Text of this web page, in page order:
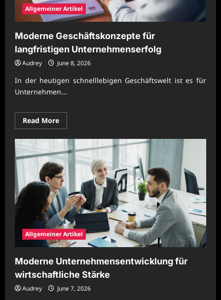
Allgemeiner Artikel
Moderne Geschäftskonzepte für
langfristigen Unternehmenserfolg
Audrey June 8, 2026
In der heutigen schnelllebigen Geschäftswelt ist es für
Unternehmen...
Read MoreRead
more
Moderne
Geschäftskonzepte
für
langfristigen
Unternehmenserfolg
Allgemeiner Artikel
Moderne Unternehmensentwicklung für
wirtschaftliche Stärke
Audrey June 7, 2026